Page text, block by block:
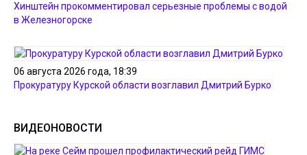
Хинштейн прокомментировал серьезные проблемы с водой
в Железногорске
06 августа 2026 года, 18:39
Прокуратуру Курской области возглавил Дмитрий Бурко
ВИДЕОНОВОСТИ